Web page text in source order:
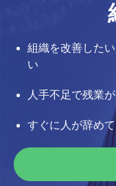
組織を改善した
い
人手不足で残業
すぐに人が辞めて